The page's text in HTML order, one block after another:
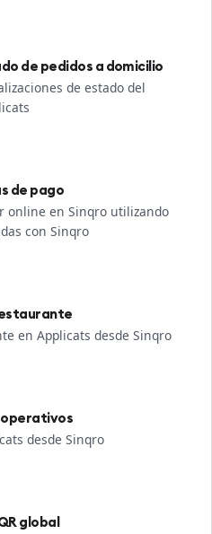
de pedidos a domicilio
de estado del
de pago
online en Sinqro utilizando
con Sinqro
en Applicats desde Sinqro
desde Sinqro
global